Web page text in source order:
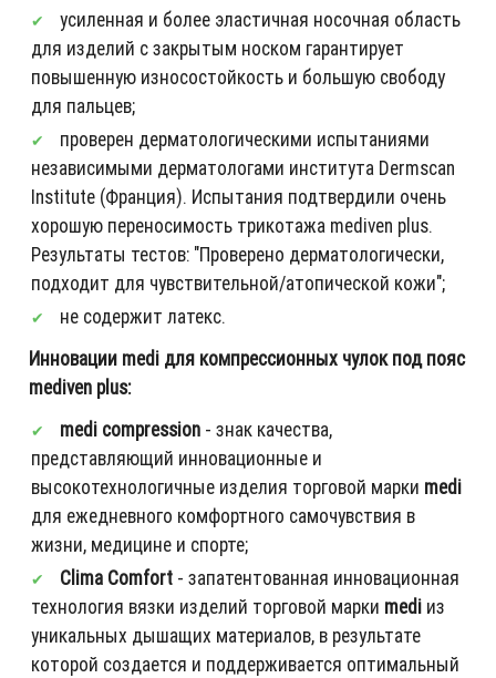
усиленная и более эластичная носочная область
для изделий с закрытым носком гарантирует
повышенную износостойкость и большую свободу
для пальцев;
проверен дерматологическими испытаниями
независимыми дерматологами института Dermscan
Institute (Франция). Испытания подтвердили очень
хорошую переносимость трикотажа mediven plus.
Результаты тестов: "Проверено дерматологически,
подходит для чувствительной/атопической кожи";
не содержит латекс.
Инновации medi для компрессионных чулок под пояс
mediven plus:
medi compression - знак качества,
представляющий инновационные и
высокотехнологичные изделия торговой марки medi
для ежедневного комфортного самочувствия в
жизни, медицине и спорте;
Clima Comfort - запатентованная инновационная
технология вязки изделий торговой марки medi из
уникальных дышащих материалов, в результате
которой создается и поддерживается оптимальный